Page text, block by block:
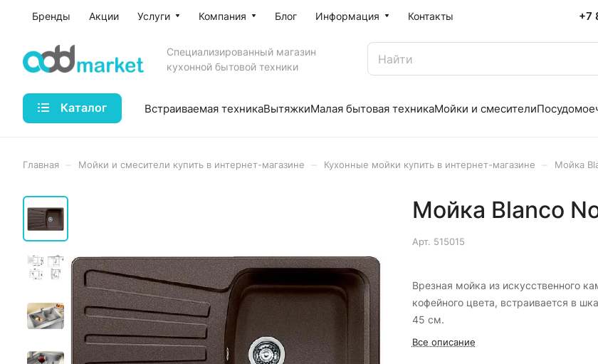
Бренды Акции Услуги Компания Блог Информация Контакты +7
Специализированный магазин
кухонной бытовой техники
Каталог Встраиваемая техникаВытяжкиМалая бытовая техникаМойки и смесители
Главная Мойки и смесители купить в интернет-магазине Кухонные мойки купить в интернет-магазине Мойка
Мойка Blanco
Арт. 515015
Врезная мойка из искусственного
кофейного цвета, встраивается в
45 см.
Все описание